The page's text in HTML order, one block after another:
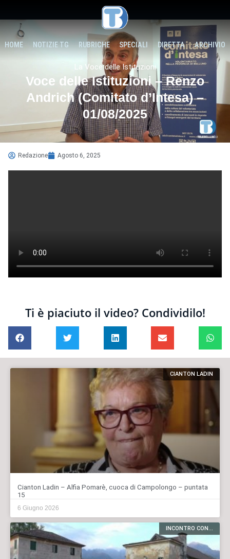
HOME NOTIZIE TG RUBRICHE SPECIALI DIRETTA ARCHIVIO
La Voce delle Istituzioni
Voce delle Istituzioni – Renzo
Andrich (Comitato d’Intesa) –
01/08/2025
Redazione Agosto 6, 2025
Ti è piaciuto il video? Condividilo!
CIANTON LADIN
Cianton Ladin – Alfia Pomarè, cuoca di Campolongo – puntata
15
6 Giugno 2026
INCONTRO CON...